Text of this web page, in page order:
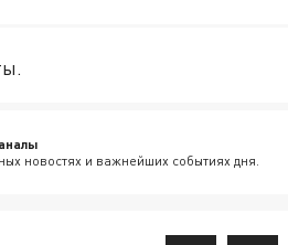
новостях и важнейших событиях дня.